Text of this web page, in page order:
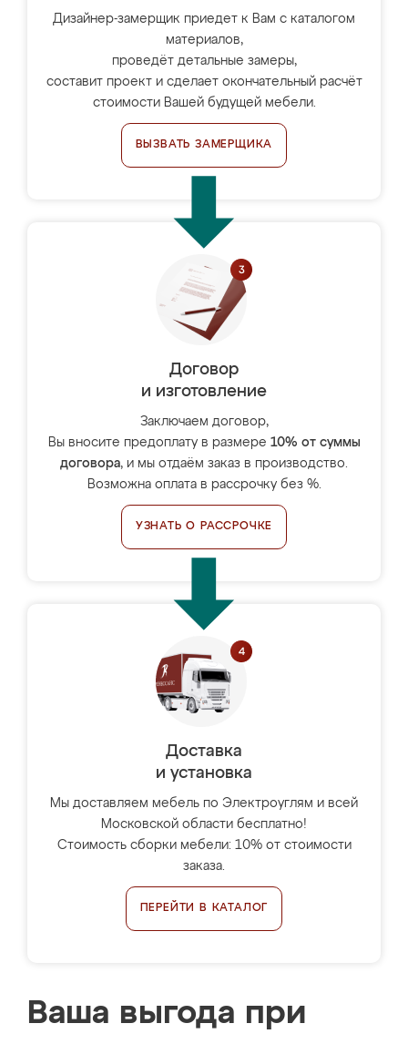
Дизайнер-замерщик приедет к Вам с каталогом
материалов,
проведёт детальные замеры,
составит проект и сделает окончательный расчёт
стоимости Вашей будущей мебели.
ВЫЗВАТЬ ЗАМЕРЩИКА
Договор
и изготовление
Заключаем договор,
Вы вносите предоплату в размере 10% от суммы
договора, и мы отдаём заказ в производство.
Возможна оплата в рассрочку без %.
УЗНАТЬ О РАССРОЧКЕ
Доставка
и установка
Мы доставляем мебель по Электроуглям и всей
Московской области бесплатно!
Стоимость сборки мебели: 10% от стоимости
заказа.
ПЕРЕЙТИ В КАТАЛОГ
Ваша выгода при